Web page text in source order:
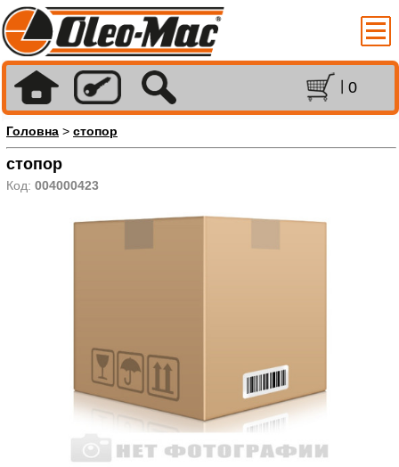
0
Головна > стопор
стопор
Код: 004000423